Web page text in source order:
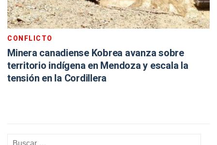
CONFLICTO
Minera canadiense Kobrea avanza sobre
territorio indígena en Mendoza y escala la
tensión en la Cordillera